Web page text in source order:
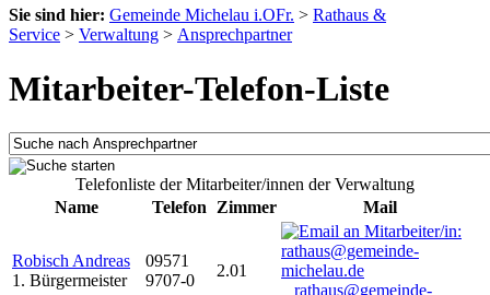
Sie sind hier: Gemeinde Michelau i.OFr. > Rathaus &
Service > Verwaltung > Ansprechpartner
Mitarbeiter-Telefon-Liste
Telefonliste der Mitarbeiter/innen der Verwaltung
Name
Telefon Zimmer Mail
Robisch Andreas
1. Bürgermeister
09571
9707-0
2.01
rathaus@gemeinde-